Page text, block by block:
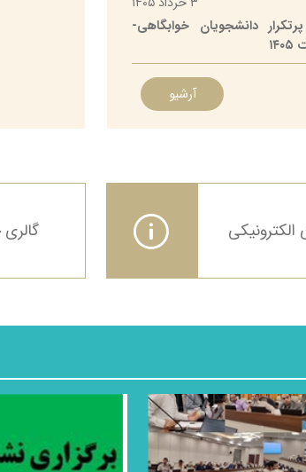
دانشجویان خوابگاهی-
آرشیو
الکترونیکی